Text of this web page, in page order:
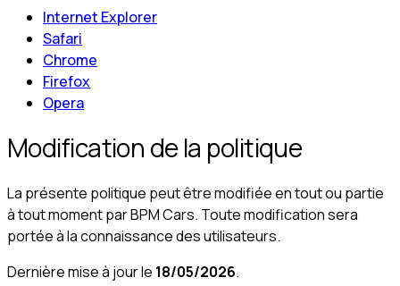
Internet Explorer
Safari
Chrome
Firefox
Opera
Modification de la politique
La présente politique peut être modifiée en tout ou partie
à tout moment par BPM Cars. Toute modification sera
portée à la connaissance des utilisateurs.
Dernière mise à jour le 18/05/2026.